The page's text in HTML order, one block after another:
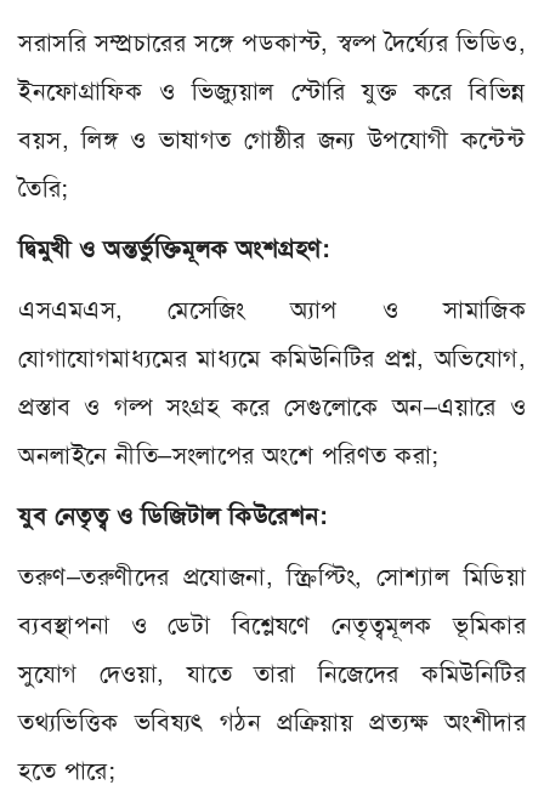
সরাসরি সম্প্রচারের সঙ্গে পডকাস্ট, স্বল্প দৈর্ঘ্যের ভিডিও,
ইনফোগ্রাফিক ও ভিজ্যুয়াল স্টোরি যুক্ত করে বিভিন্ন
বয়স, লিঙ্গ ও ভাষাগত গোষ্ঠীর জন্য উপযোগী কন্টেন্ট
তৈরি;
দ্বিমুখী ও অন্তর্ভুক্তিমূলক অংশগ্রহণ:
এসএমএস, মেসেজিং অ্যাপ ও সামাজিক
যোগাযোগমাধ্যমের মাধ্যমে কমিউনিটির প্রশ্ন, অভিযোগ,
প্রস্তাব ও গল্প সংগ্রহ করে সেগুলোকে অন–এয়ারে ও
অনলাইনে নীতি–সংলাপের অংশে পরিণত করা;
যুব নেতৃত্ব ও ডিজিটাল কিউরেশন:
তরুণ–তরুণীদের প্রযোজনা, স্ক্রিপ্টিং, সোশ্যাল মিডিয়া
ব্যবস্থাপনা ও ডেটা বিশ্লেষণে নেতৃত্বমূলক ভূমিকার
সুযোগ দেওয়া, যাতে তারা নিজেদের কমিউনিটির
তথ্যভিত্তিক ভবিষ্যৎ গঠন প্রক্রিয়ায় প্রত্যক্ষ অংশীদার
হতে পারে;